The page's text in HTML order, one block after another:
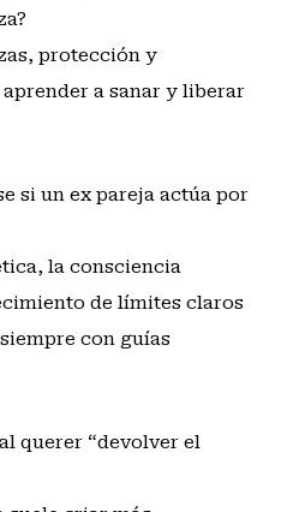
protección y
a sanar y liberar
si un ex pareja actúa por
la consciencia
de límites claros
con guías
querer “devolver el